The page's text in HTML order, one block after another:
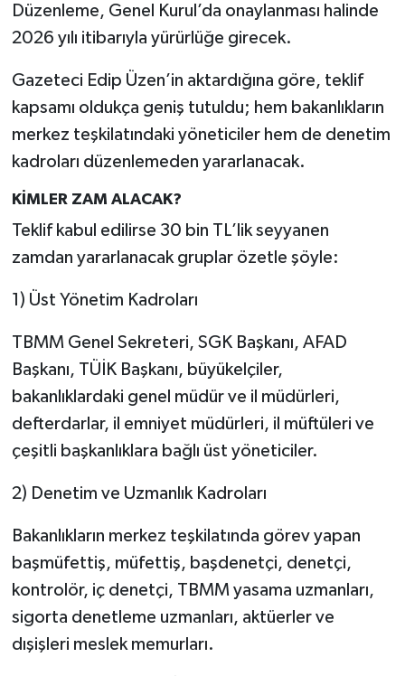
Düzenleme, Genel Kurul’da onaylanması halinde
2026 yılı itibarıyla yürürlüğe girecek.
Gazeteci Edip Üzen’in aktardığına göre, teklif
kapsamı oldukça geniş tutuldu; hem bakanlıkların
merkez teşkilatındaki yöneticiler hem de denetim
kadroları düzenlemeden yararlanacak.
KİMLER ZAM ALACAK?
Teklif kabul edilirse 30 bin TL’lik seyyanen
zamdan yararlanacak gruplar özetle şöyle:
1) Üst Yönetim Kadroları
TBMM Genel Sekreteri, SGK Başkanı, AFAD
Başkanı, TÜİK Başkanı, büyükelçiler,
bakanlıklardaki genel müdür ve il müdürleri,
defterdarlar, il emniyet müdürleri, il müftüleri ve
çeşitli başkanlıklara bağlı üst yöneticiler.
2) Denetim ve Uzmanlık Kadroları
Bakanlıkların merkez teşkilatında görev yapan
başmüfettiş, müfettiş, başdenetçi, denetçi,
kontrolör, iç denetçi, TBMM yasama uzmanları,
sigorta denetleme uzmanları, aktüerler ve
dışişleri meslek memurları.